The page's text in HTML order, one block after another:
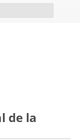
de la